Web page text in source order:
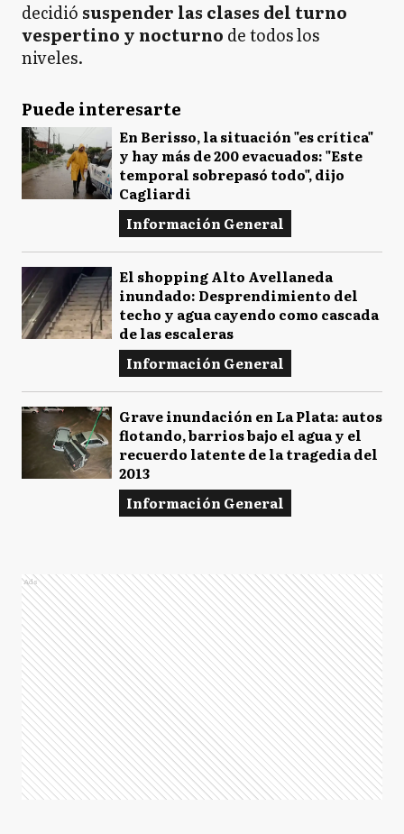
decidió suspender las clases del turno
vespertino y nocturno de todos los
niveles.
Puede interesarte
En Berisso, la situación "es crítica"
y hay más de 200 evacuados: "Este
temporal sobrepasó todo", dijo
Cagliardi
Información General
El shopping Alto Avellaneda
inundado: Desprendimiento del
techo y agua cayendo como cascada
de las escaleras
Información General
Grave inundación en La Plata: autos
flotando, barrios bajo el agua y el
recuerdo latente de la tragedia del
2013
Información General
Ads